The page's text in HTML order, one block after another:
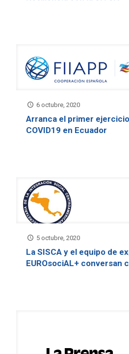
6 octubre, 2020
Arranca el primer
COVID19 en Ecuador
5 octubre, 2020
La SISCA y el equipo de
EUROsociAL+ conversan